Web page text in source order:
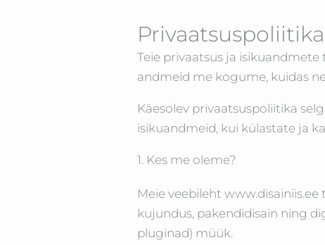
Privaatsuspoliitika
Teie privaatsus ja
andmeid me kogume, kuidas
Käesolev privaatsuspoliitika
isikuandmeid, kui külastate ja
1. Kes me oleme?
Meie veebileht
kujundus, pakendidisain ning
pluginad) müük.